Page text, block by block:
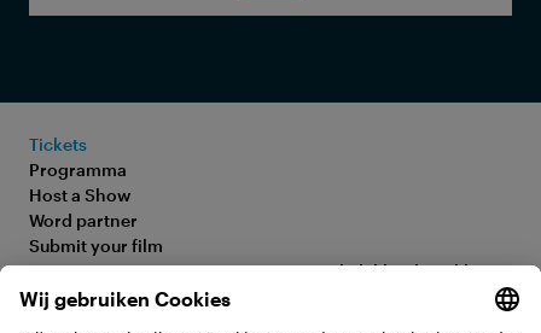
Tickets
Programma
Host a Show
Word partner
Submit your film
FAQ
Media Hub
Toegankelijkheidsverklaring
Legal Information